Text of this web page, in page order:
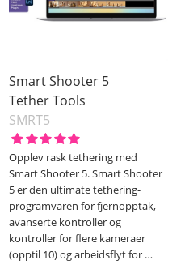
Smart Shooter 5
Tether Tools
SMRT5
Opplev rask tethering med
Smart Shooter 5. Smart Shooter
5 er den ultimate tethering-
programvaren for fjernopptak,
avanserte kontroller og
kontroller for flere kameraer
(opptil 10) og arbeidsflyt for …